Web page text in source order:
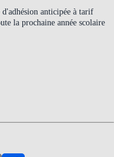
anticipée à tarif
la prochaine année scolaire